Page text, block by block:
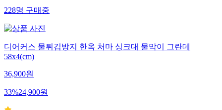
228명구매중
디어커스 물튀김방지 한옥 처마 싱크대 물막이 그란데
58x4(cm)
36,900원
33%24,900원